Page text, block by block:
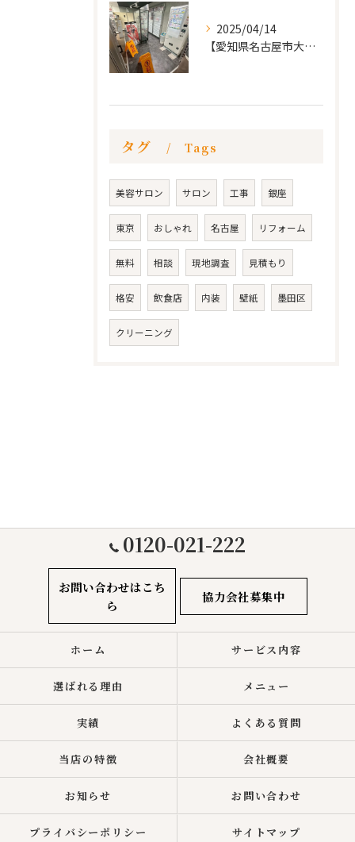
2025/04/14
【愛知県名古屋市大須 カードショップ屋のリノベーション
タグ Tags
美容サロン サロン 工事 銀座
東京 おしゃれ 名古屋 リフォーム
無料 相談 現地調査 見積もり
格安 飲食店 内装 壁紙 墨田区
クリーニング
0120-021-222
お問い合わせはこち
ら
協力会社募集中
ホーム サービス内容
選ばれる理由 メニュー
実績 よくある質問
当店の特徴 会社概要
お知らせ お問い合わせ
プライバシーポリシー サイトマップ